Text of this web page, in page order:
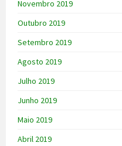
Novembro 2019
Outubro 2019
Setembro 2019
Agosto 2019
Julho 2019
Junho 2019
Maio 2019
Abril 2019